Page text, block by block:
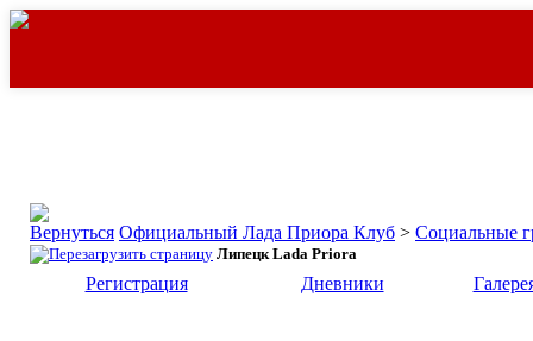
Официальный Лада Приора Клуб > Социальные
Липецк Lada Priora
Регистрация Дневники